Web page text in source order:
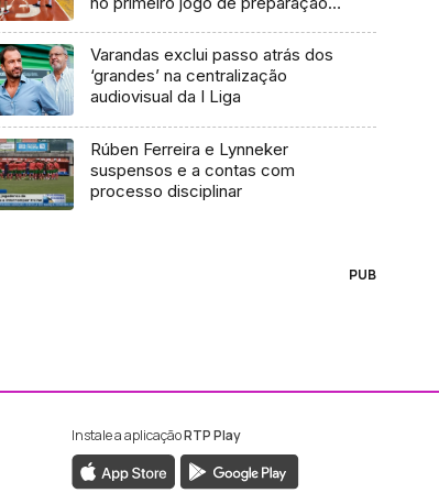
Varandas exclui passo atrás dos
‘grandes’ na centralização
audiovisual da I Liga
Rúben Ferreira e Lynneker
suspensos e a contas com
processo disciplinar
PUB
da RTP Madeira
da RTP Madeira
Instale a aplicaçãoRTP Play